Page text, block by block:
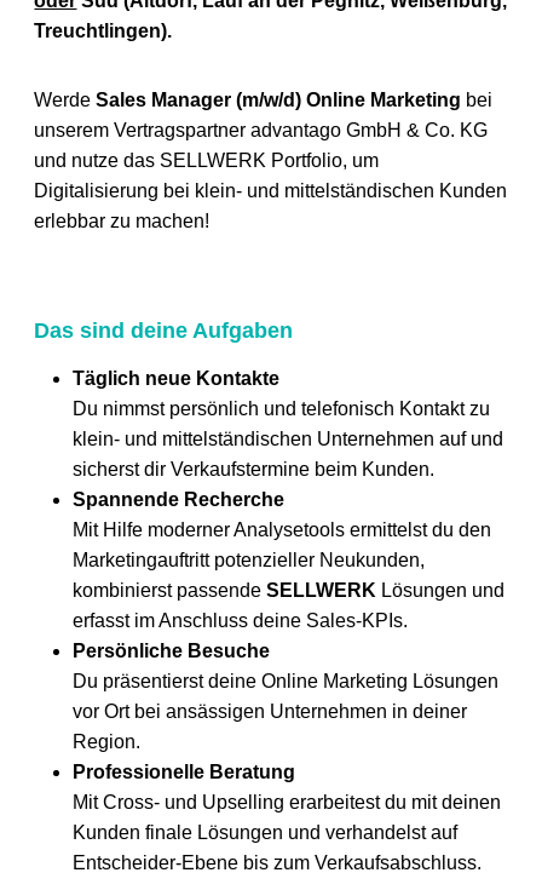
Treuchtlingen).
WerdeSales Manager (m/w/d) Online Marketing bei
unserem Vertragspartner advantago GmbH & Co. KG
und nutze das SELLWERK Portfolio, um
Digitalisierung bei klein- und mittelständischen Kunden
erlebbar zu machen!
Das sind deine Aufgaben
Täglich neue Kontakte
Du nimmst persönlich und telefonisch Kontakt zu
klein- und mittelständischen Unternehmen auf und
sicherst dir Verkaufstermine beim Kunden.
Spannende Recherche
Mit Hilfe moderner Analysetools ermittelst du den
Marketingauftritt potenzieller Neukunden,
kombinierst passendeSELLWERK Lösungen und
erfasst im Anschluss deine Sales-KPIs.
Persönliche Besuche
Du präsentierst deine Online Marketing Lösungen
vor Ort bei ansässigen Unternehmen in deiner
Region.
Professionelle Beratung
Mit Cross- und Upselling erarbeitest du mit deinen
Kunden finale Lösungen und verhandelst auf
Entscheider-Ebene bis zum Verkaufsabschluss.